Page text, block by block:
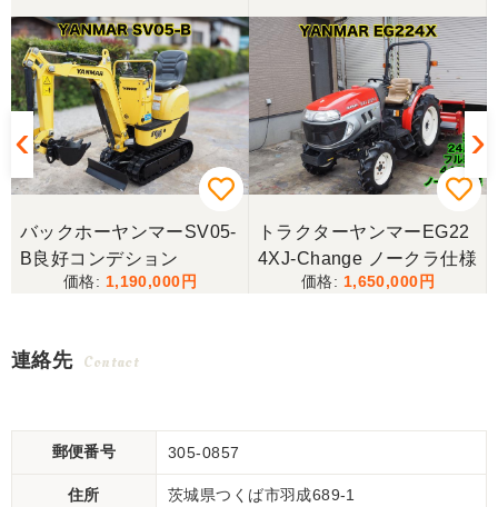
バックホーヤンマーSV05-
B良好コンデション
1,190,000
トラクターヤンマーEG22
4XJ-Change ノークラ仕様
1,650,000
連絡先 Contact
郵便番号 305-0857
住所 茨城県つくば市羽成689-1